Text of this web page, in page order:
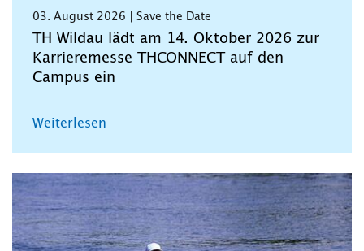
03. August 2026 | Save the Date
TH Wildau lädt am 14. Oktober 2026 zur
Karrieremesse THCONNECT auf den
Campus ein
Weiterlesen